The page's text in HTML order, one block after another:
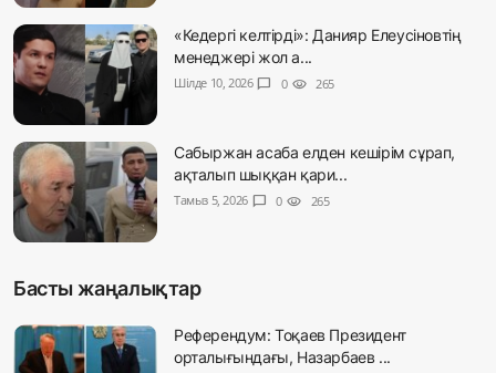
«Кедергі келтірді»: Данияр Елеусіновтің
менеджері жол а...
Шілде 10, 2026 chat_bubble 0 visibility 265
Сабыржан асаба елден кешірім сұрап,
ақталып шыққан қари...
Тамыз 5, 2026 chat_bubble 0 visibility 265
Басты жаңалықтар
Референдум: Тоқаев Президент
орталығындағы, Назарбаев ...